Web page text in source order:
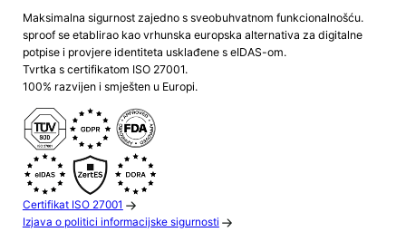
Maksimalna sigurnost zajedno s sveobuhvatnom funkcionalnošću.
sproof se etablirao kao vrhunska europska alternativa za digitalne
potpise i provjere identiteta usklađene s eIDAS-om.
Tvrtka s certifikatom ISO 27001.
100% razvijen i smješten u Europi.
Certifikat ISO 27001
Izjava o politici informacijske sigurnosti